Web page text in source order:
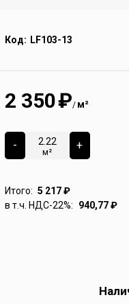
Код: LF103-13
2 350₽/ м²
-
м²
+
Итого: 5 217₽
в т.ч. НДС-22%:
940,77₽